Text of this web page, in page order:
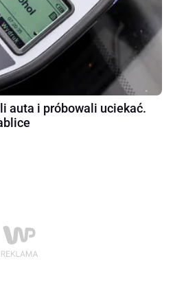
auta i próbowali uciekać.